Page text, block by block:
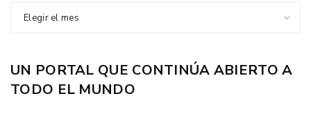
Elegir el mes
UN PORTAL QUE CONTINÚA ABIERTO A
TODO EL MUNDO